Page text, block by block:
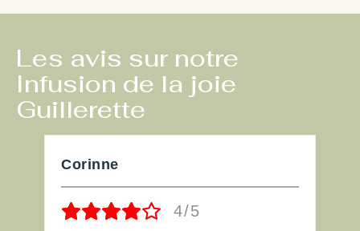
Les avis sur notre
Infusion de la joie
Guillerette
Corinne
4/5